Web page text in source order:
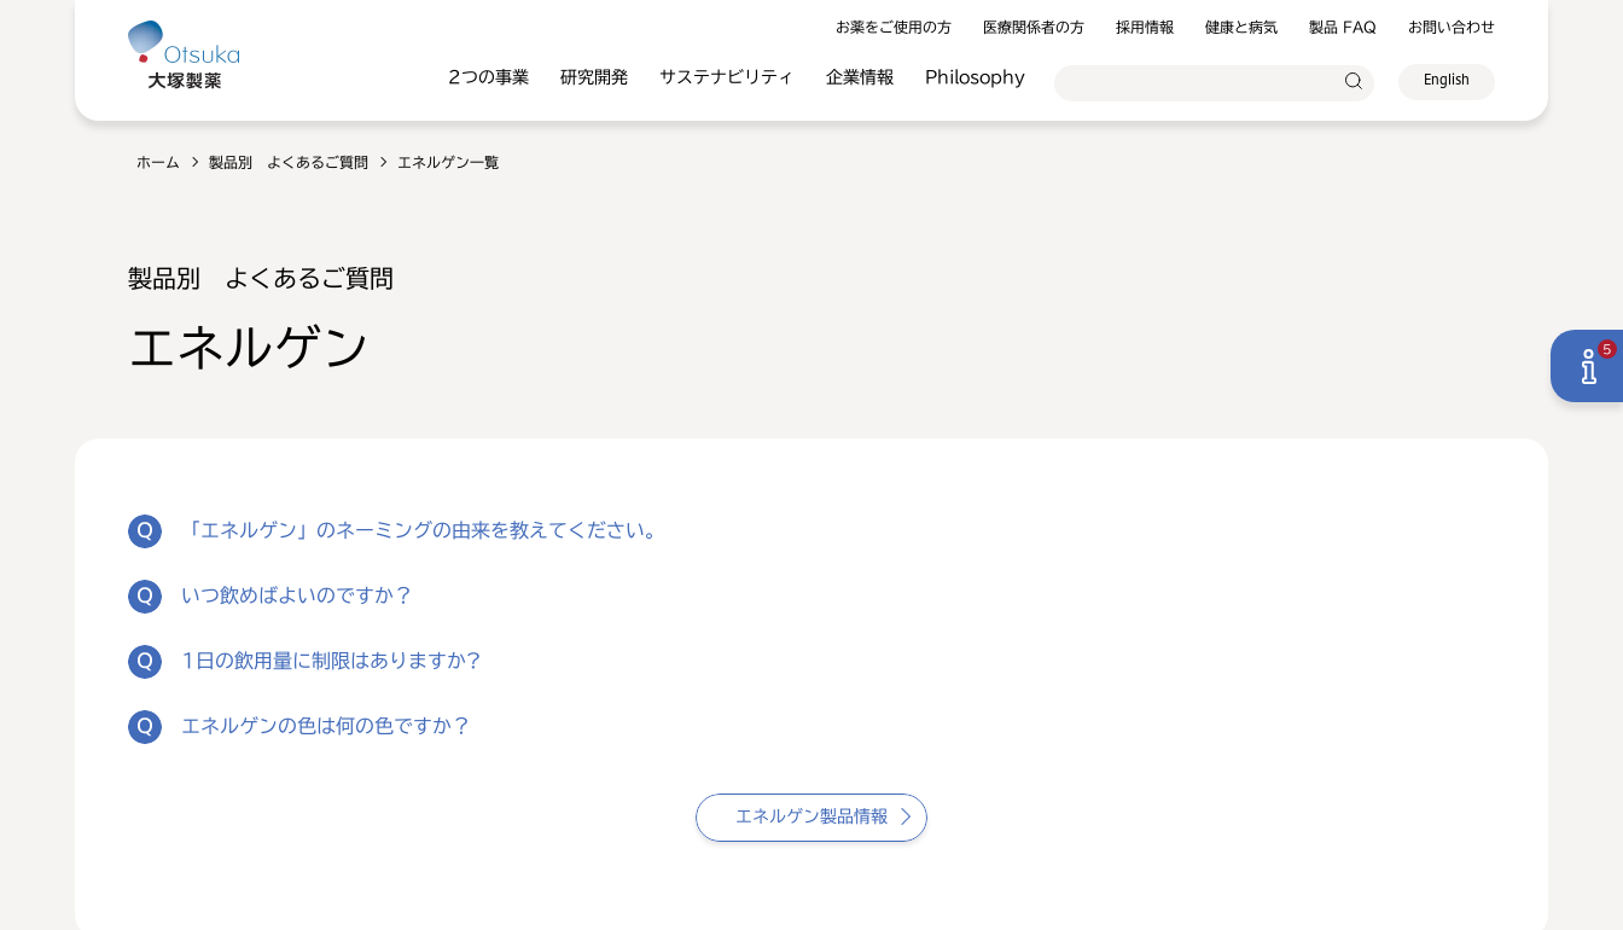
お薬をご使用の方 医療関係者の方 採用情報 健康と病気 製品 FAQ お問い合わせ
2つの事業 研究開発 サステナビリティ 企業情報 Philosophy English
ホーム 製品別 よくあるご質問 エネルゲン一覧
製品別 よくあるご質問
エネルゲン
「エネルゲン」のネーミングの由来を教えてください。
いつ飲めばよいのですか？
1日の飲用量に制限はありますか?
エネルゲンの色は何の色ですか？
エネルゲン製品情報
5